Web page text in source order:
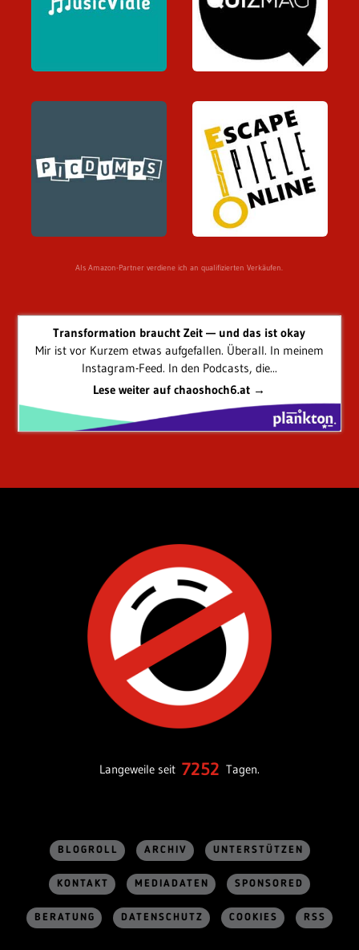
Als Amazon-Partner verdiene ich an qualifizierten Verkäufen.
Transformation braucht Zeit — und das ist okay
Mir ist vor Kurzem etwas aufgefallen. Überall. In meinem
Instagram-Feed. In den Podcasts, die...
Lese weiter auf chaoshoch6.at →
Langeweile seit 7252 Tagen.
BLOGROLL ARCHIV UNTERSTÜTZEN
KONTAKT MEDIADATEN SPONSORED
BERATUNG DATENSCHUTZ COOKIES RSS